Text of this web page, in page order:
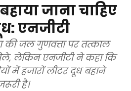
जाना चाहिए
एनजीटी
की जल गुणवत्ता पर तत्काल
लेकिन एनजीटी ने कहा कि
में हजारों लीटर दूध बहाने
है।